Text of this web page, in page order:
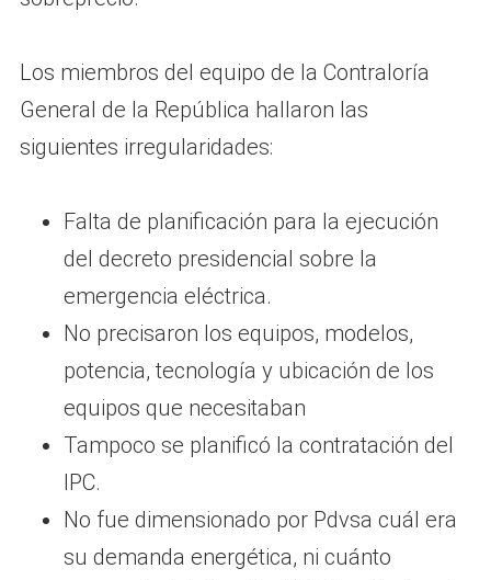
Los miembros del equipo de la Contraloría
General de la República hallaron las
siguientes irregularidades:
Falta de planificación para la ejecución
del decreto presidencial sobre la
emergencia eléctrica.
No precisaron los equipos, modelos,
potencia, tecnología y ubicación de los
equipos que necesitaban
Tampoco se planificó la contratación del
IPC.
No fue dimensionado por Pdvsa cuál era
su demanda energética, ni cuánto